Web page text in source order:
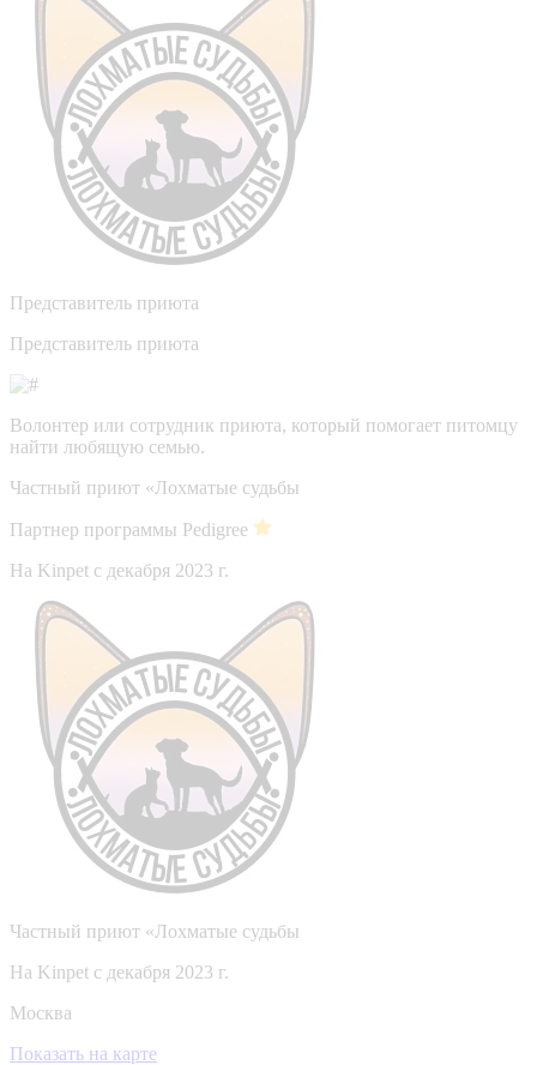
Представитель приюта
Представитель приюта
Волонтер или сотрудник приюта, который помогает питомцу
найти любящую семью.
Частный приют «Лохматые судьбы
Партнер программы Pedigree
На Kinpet c декабря 2023 г.
Частный приют «Лохматые судьбы
На Kinpet c декабря 2023 г.
Москва
Показать на карте